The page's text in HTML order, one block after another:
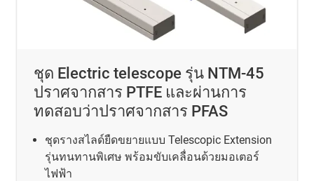
ชุด Electric telescope รุ่น NTM-45
ปราศจากสาร PTFE และผ่านการ
ทดสอบว่าปราศจากสาร PFAS
ชุดรางสไลด์ยืดขยายแบบ Telescopic Extension
รุ่นทนทานพิเศษ พร้อมขับเคลื่อนด้วยมอเตอร์
ไฟฟ้า